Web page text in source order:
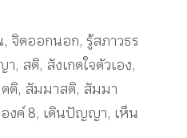
, จิตออกนอก, รู้สภาวธร
า, สติ, สังเกตใจตัวเอง,
ติ, สัมมาสติ, สัมมา
งค์ 8, เดินปัญญา, เห็น